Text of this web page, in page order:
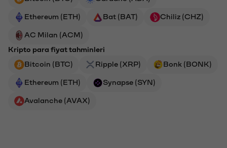
Ethereum (ETH) Bat (BAT) Chiliz (CHZ)
AC Milan (ACM)
Kripto para fiyat tahminleri
Bitcoin (BTC)
Ripple (XRP) Bonk (BONK)
Ethereum (ETH) Synapse (SYN)
Avalanche (AVAX)